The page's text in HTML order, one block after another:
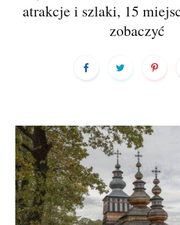
atrakcje i szlaki, 15
zobaczyć